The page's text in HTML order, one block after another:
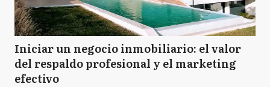
Iniciar un negocio inmobiliario: el valor
del respaldo profesional y el marketing
efectivo